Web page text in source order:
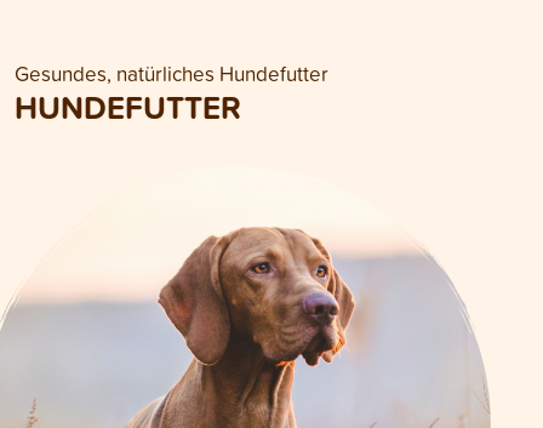
Gesundes, natürliches Hundefutter
HUNDEFUTTER